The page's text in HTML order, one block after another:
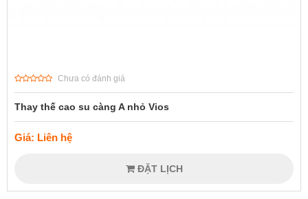
Chưa có đánh giá
Thay thế cao su càng A nhỏ Vios
Giá: Liên hệ
ĐẶT LỊCH